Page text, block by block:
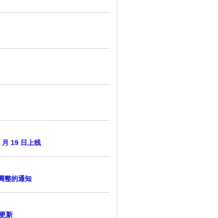
19 日上线
整的通知
新